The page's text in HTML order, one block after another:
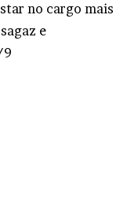
no cargo mais
e
9